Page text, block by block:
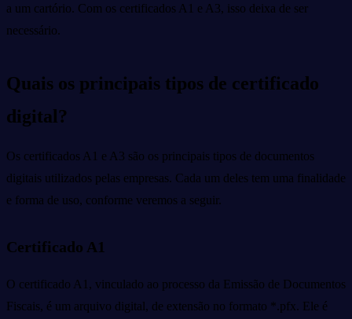
a um cartório. Com os certificados A1 e A3, isso deixa de ser
necessário.
Quais os principais tipos de certificado
digital?
Os certificados A1 e A3 são os principais tipos de documentos
digitais utilizados pelas empresas. Cada um deles tem uma finalidade
e forma de uso, conforme veremos a seguir.
Certificado A1
O certificado A1, vinculado ao processo da Emissão de Documentos
Fiscais, é um arquivo digital, de extensão no formato *.pfx. Ele é